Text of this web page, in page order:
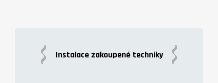
Instalace zakoupené techniky